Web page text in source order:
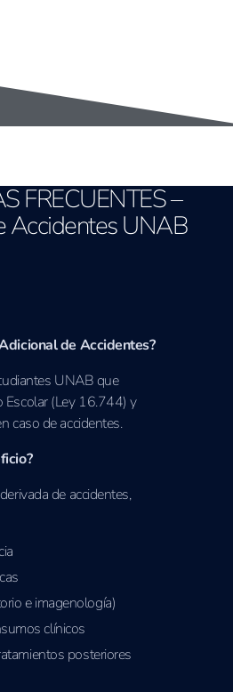
FRECUENTES –
Accidentes UNAB
de Accidentes?
UNAB que
Escolar (Ley 16.744) y
caso de accidentes.
de accidentes,
e imagenología)
clínicos
posteriores